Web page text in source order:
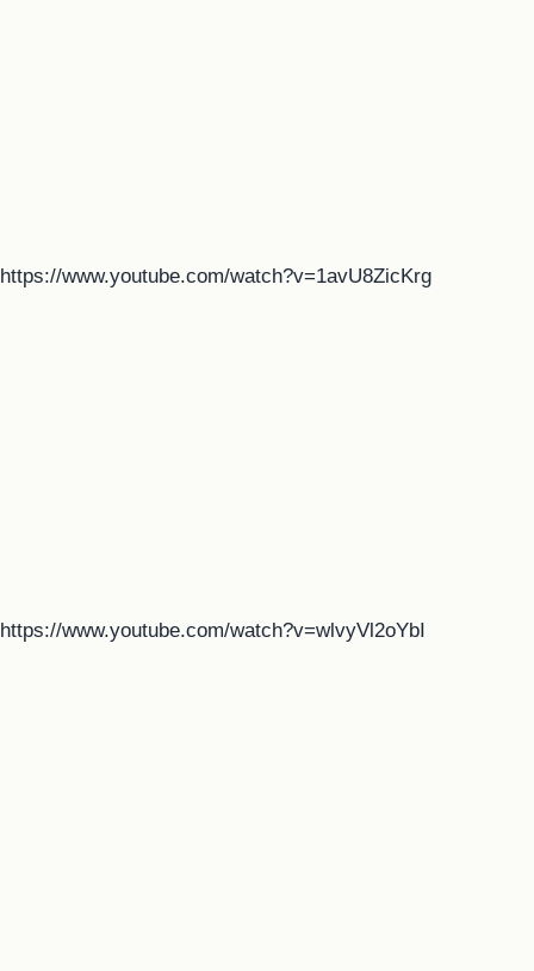
https://www.youtube.com/watch?v=1avU8ZicKrg
https://www.youtube.com/watch?v=wlvyVl2oYbI